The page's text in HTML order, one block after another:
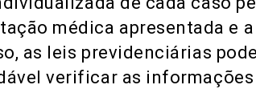
médica apresentada e
as leis previdenciárias
verificar as